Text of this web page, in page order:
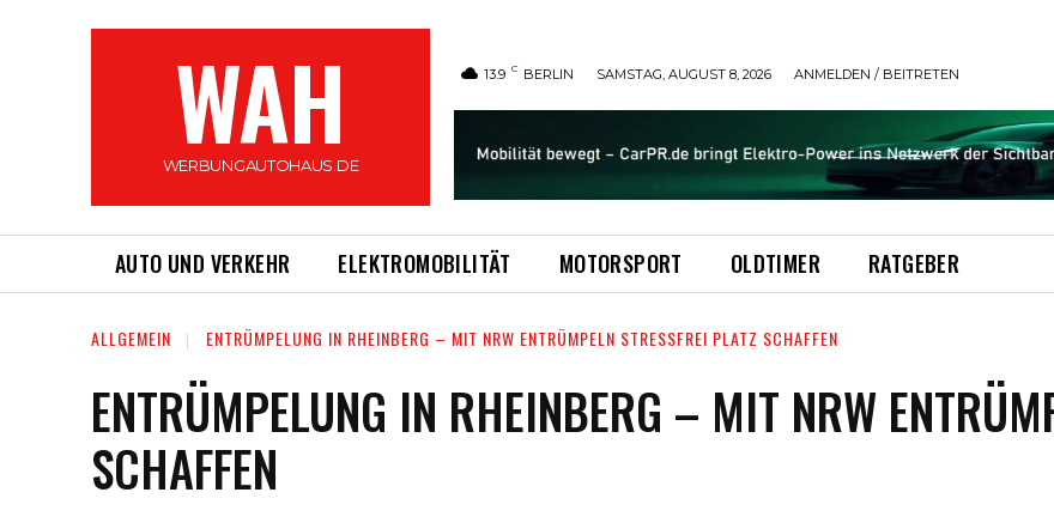
WAH
WERBUNGAUTOHAUS.DE
13.9 C BERLIN SAMSTAG, AUGUST 8, 2026 ANMELDEN / BEITRETEN
AUTO UND VERKEHR ELEKTROMOBILITÄT MOTORSPORT OLDTIMER RATGEBER
ALLGEMEIN ENTRÜMPELUNG IN RHEINBERG – MIT NRW ENTRÜMPELN STRESSFREI PLATZ SCHAFFEN
ENTRÜMPELUNG IN RHEINBERG – MIT NRW
SCHAFFEN